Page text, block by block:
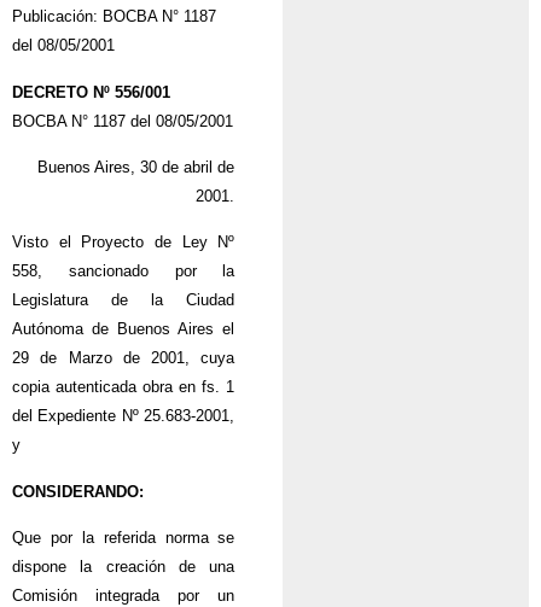
Publicación: BOCBA N° 1187
del 08/05/2001
DECRETO Nº 556/001
BOCBA N° 1187 del 08/05/2001
Buenos Aires, 30 de abril de
2001.
Visto el Proyecto de Ley Nº
558, sancionado por la
Legislatura de la Ciudad
Autónoma de Buenos Aires el
29 de Marzo de 2001, cuya
copia autenticada obra en fs. 1
del Expediente Nº 25.683-2001,
y
CONSIDERANDO:
Que por la referida norma se
dispone la creación de una
Comisión integrada por un